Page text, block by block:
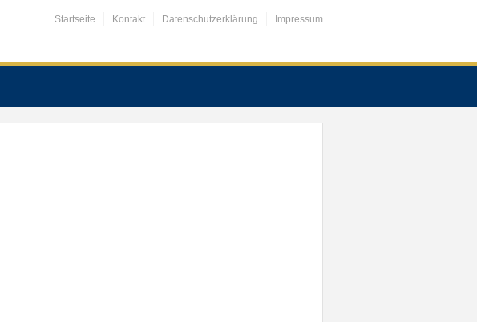
Startseite Kontakt Datenschutzerklärung Impressum